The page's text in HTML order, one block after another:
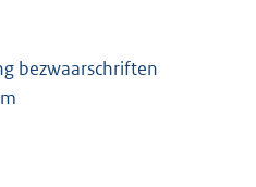
bezwaarschriften